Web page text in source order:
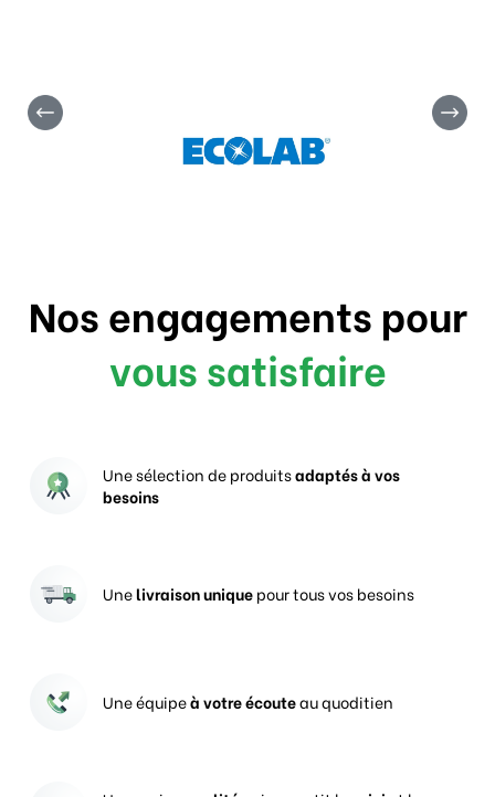
Nos engagements pour
vous satisfaire
Une sélection de produitsadaptés à vos
besoins
Unelivraison uniquepour tous vos besoins
Une équipeà votre écouteau quoditien